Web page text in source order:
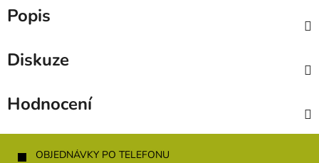
Popis
Diskuze
Hodnocení
OBJEDNÁVKY PO TELEFONU